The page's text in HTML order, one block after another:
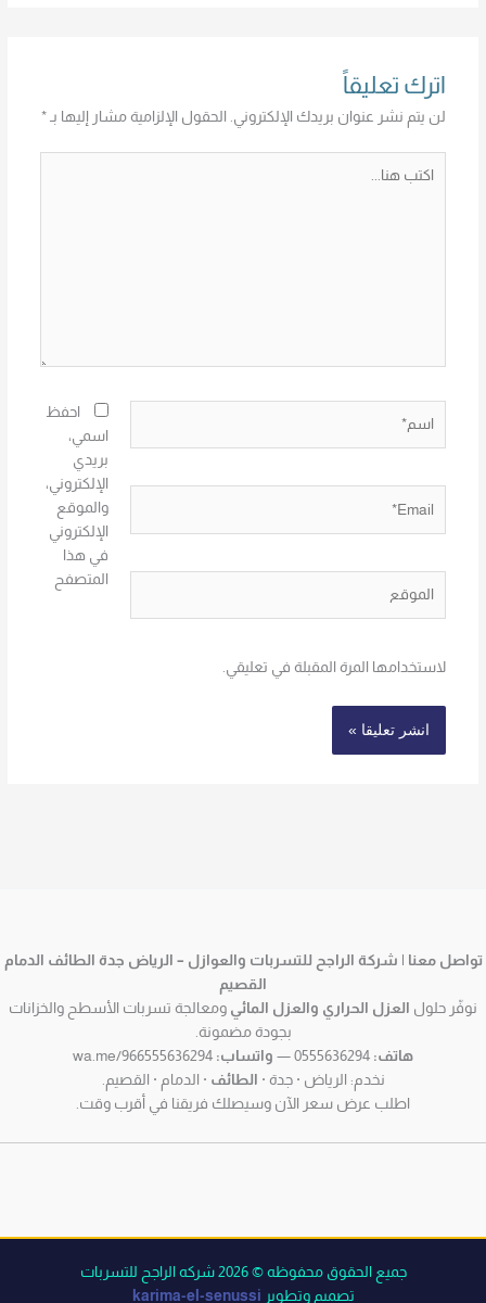
اترك تعليقاً
لن يتم نشر عنوان بريدك الإلكتروني. الحقول الإلزامية مشار إليها بـ *
احفظ
اسمي،
بريدي
الإلكتروني،
والموقع
الإلكتروني
في هذا
المتصفح
لاستخدامها المرة المقبلة في تعليقي.
تواصل معنا | شركة الراجح للتسربات والعوازل – الرياض جدة الطائف الدمام
القصيم
نوفّر حلول العزل الحراري والعزل المائي ومعالجة تسربات الأسطح والخزانات
بجودة مضمونة.
هاتف:
واتساب:
نخدم: الرياض · جدة · الطائف · الدمام · القصيم.
اطلب عرض سعر الآن وسيصلك فريقنا في أقرب وقت.
جميع الحقوق محفوظه © 2026 شركه الراجح للتسربات
تصميم وتطوير karima-el-senussi